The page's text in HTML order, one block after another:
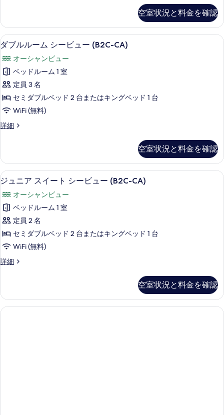
写
真
を
表
示
す
る
ャ
ル
シ
ー
ビ
ュ
ー
(B2C-
CA)
べ
て
の
写
真
を
表
示
す
ー
ム
パ
ー
シ
ャ
シ
ー
ビ
ュ
ー
詳
細
空室状況と料金を確認
ダ
ブ
ル
ル
ー
ム
シ
ー
ュ
ー
(B2C-
CA)
の
す
べ
て
の
を
表
ミニバー (無料)、セーフティボック
5
ダブルルーム シービュー (B2C-CA)
オーシャンビュー
ベッドルーム 1 室
定員 3 名
セミダブルベッド 2 台またはキングベッド 1 台
WiFi (無料)
詳細
ダ
ー
ム
シ
ビ
ュ
(B2C-
CA)
の
詳
細
空室状況と料金を確認
ジ
ュ
ニ
ア
ス
イ
ー
ト
ー
ビ
5
ジュニア スイート シービュー (B2C-CA)
オーシャンビュー
ベッドルーム 1 室
定員 2 名
セミダブルベッド 2 台またはキングベッド 1 台
WiFi (無料)
詳細
ジ
ス
イ
ー
空室状況と料金を確認